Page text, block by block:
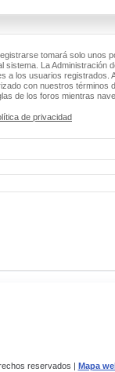
tomará solo unos
sistema. La Administración
a los usuarios registrados.
con nuestros términos
de los foros mientras
de privacidad
reservados | Mapa